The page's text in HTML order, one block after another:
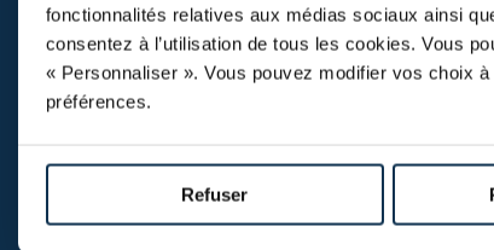
fonctionnalités relatives aux médias sociaux ainsi
consentez à l’utilisation de tous les cookies. Vous
« Personnaliser ». Vous pouvez modifier vos choix
préférences.
Refuser